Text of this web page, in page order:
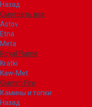
Назад
Смотреть все
Astov
Etna
Meta
Royal Flame
Kratki
Kaw-Met
Glamm Fire
Камины и топки
Назад